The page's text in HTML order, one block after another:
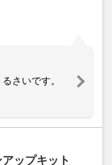
さいです。
ップキット